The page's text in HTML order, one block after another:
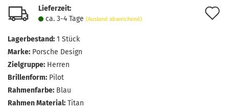
Lieferzeit:
ca. 3-4 Tage (Ausland abweichend)
Lagerbestand: 1 Stück
Marke: Porsche Design
Zielgruppe: Herren
Brillenform: Pilot
Rahmenfarbe: Blau
Rahmen Material: Titan